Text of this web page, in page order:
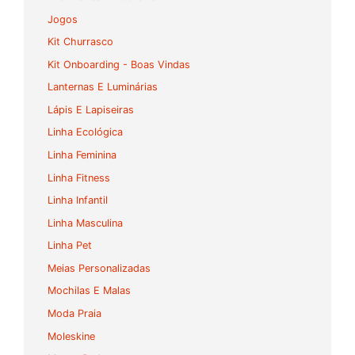
Jogos
Kit Churrasco
Kit Onboarding - Boas Vindas
Lanternas E Luminárias
Lápis E Lapiseiras
Linha Ecológica
Linha Feminina
Linha Fitness
Linha Infantil
Linha Masculina
Linha Pet
Meias Personalizadas
Mochilas E Malas
Moda Praia
Moleskine